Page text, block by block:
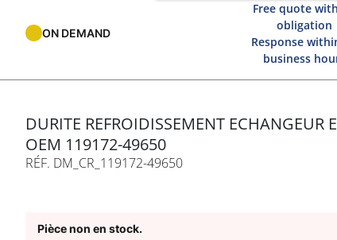
ON DEMAND
Free quote
obligation
Response
business
DURITE REFROIDISSEMENT ECHANGEUR
OEM 119172-49650
RÉF. DM_CR_119172-49650
Pièce non en stock.